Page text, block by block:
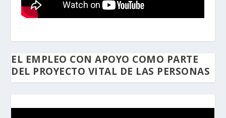
EL EMPLEO CON APOYO COMO PARTE
DEL PROYECTO VITAL DE LAS PERSONAS